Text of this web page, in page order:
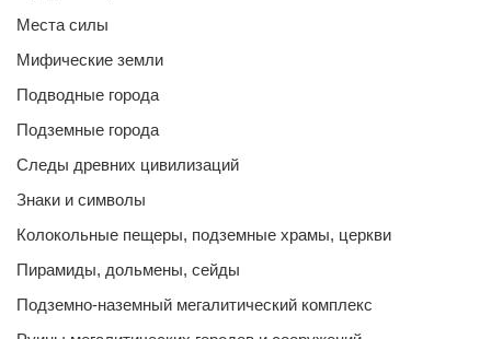
Места силы
Мифические земли
Подводные города
Подземные города
Следы древних цивилизаций
Знаки и символы
Колокольные пещеры, подземные храмы, церкви
Пирамиды, дольмены, сейды
Подземно-наземный мегалитический комплекс